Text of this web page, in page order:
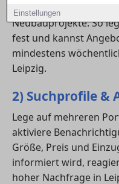
Einstellungen
nach
Neubauprojekte. So
fest und kannst
mindestens
Leipzig.
2) Suchprofile &
Lege auf mehreren
aktiviere
Größe, Preis und
informiert wird,
hoher Nachfrage in